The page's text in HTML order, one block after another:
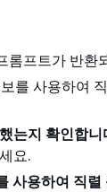
롬프트가 반환
를 사용하여
는지 확인합니
요.
사용하여 직